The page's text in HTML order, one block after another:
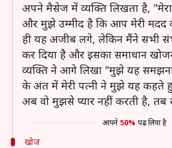
अपने मैसेज में व्यक्ति लिखता है,
और मुझे उम्मीद है कि आप मेरी
ही यह अजीब लगे, लेकिन मैंने सभी
कर दिया है और इसका समाधान
व्यक्ति ने आगे लिखा "मुझे यह
के अंत में मेरी पत्नी ने मुझे यह कहते
अब वो मुझसे प्यार नहीं करती है,
आपने 50% पढ़ लिया है
खोज